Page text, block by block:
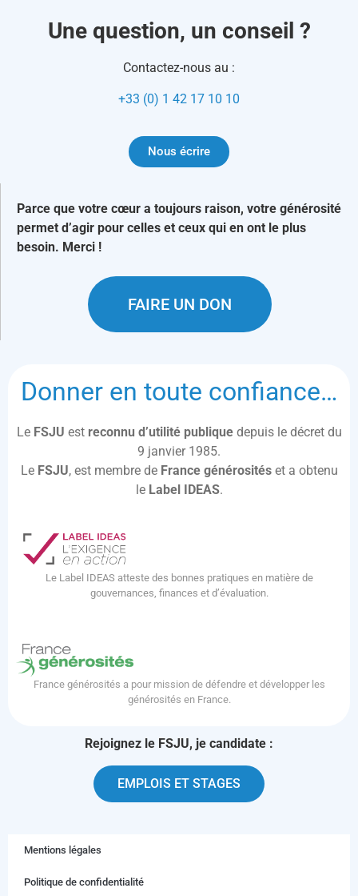
Une question, un conseil ?
Contactez-nous au :
+33 (0) 1 42 17 10 10
Nous écrire
Parce que votre cœur a toujours raison, votre générosité
permet d’agir pour celles et ceux qui en ont le plus
besoin. Merci !
FAIRE UN DON
Donner en toute confiance…
Le FSJU est reconnu d’utilité publique depuis le décret du
9 janvier 1985.
Le FSJU, est membre de France générositéset a obtenu
le Label IDEAS.
Le Label IDEAS atteste des bonnes pratiques en matière de
gouvernances, finances et d’évaluation.
France générosités a pour mission de défendre et développer les
générosités en France.
Rejoignez le FSJU, je candidate :
EMPLOIS ET STAGES
Mentions légales
Politique de confidentialité